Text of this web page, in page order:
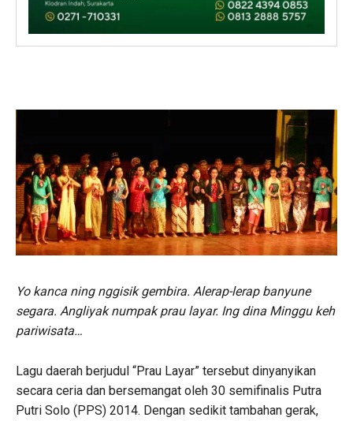
Yo kanca ning nggisik gembira. Alerap-lerap banyune
segara. Angliyak numpak prau layar. Ing dina Minggu keh
pariwisata…
Lagu daerah berjudul “Prau Layar” tersebut dinyanyikan
secara ceria dan bersemangat oleh 30 semifinalis Putra
Putri Solo (PPS) 2014. Dengan sedikit tambahan gerak,